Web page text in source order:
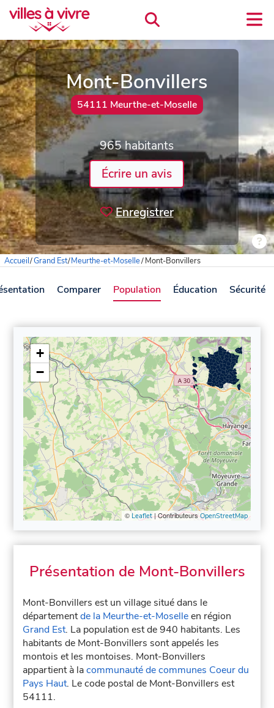
Mont-Bonvillers
54111 Meurthe-et-Moselle
965 habitants
Écrire un avis
Enregistrer
Accueil/Grand Est/Meurthe-et-Moselle/Mont-Bonvillers
Comparer Population Éducation Sécurité
+
−
© Leaflet| ContributeursOpenStreetMap
Présentation de Mont-Bonvillers
Mont-Bonvillers est un village situé dans le
départementde la Meurthe-et-Moselleen région
Grand Est. La population est de 940 habitants. Les
habitants de Mont-Bonvillers sont appelés les
montois et les montoises. Mont-Bonvillers
appartient à lacommunauté de communes Coeur du
Pays Haut. Le code postal de Mont-Bonvillers est
54111.